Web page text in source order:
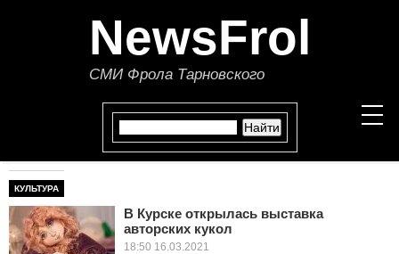
NewsFrol
СМИ Фрола Тарновского
СТАТЬИ
КУЛЬТУРА
В Курске открылась выставка
авторских кукол
18:50 16.03.2021